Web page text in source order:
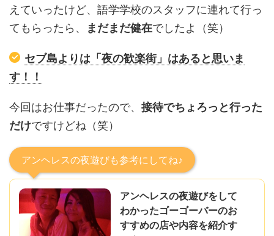
えていったけど、語学学校のスタッフに連れて行っ
てもらったら、
まだまだ健在でしたよ（笑）
セブ島よりは「夜の歓楽街」はあると思いま
す！！
今回はお仕事だったので、 接待でちょろっと行った
だけですけどね（笑）
アンヘレスの夜遊びも参考にしてね♪
アンヘレスの夜遊びをして
わかったゴーゴーバーのお
すすめの店や内容を紹介す